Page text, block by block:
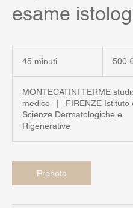
esame
45 minuti
i
n
u
t
i
500
MONTECATINI TERME
medico
FIRENZE Istituto
Scienze Dermatologiche e
Rigenerative
Prenota